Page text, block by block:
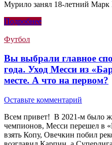
Мурило занял 18-летний
Подробнее
Футбол
Вы выбрали главное
года. Уход Месси из
месте. А что на первом?
Оставьте комментарий
Всем привет! В 2021-м было
чемпионов, Месси перешел в
взять Копу, Овечкин побил